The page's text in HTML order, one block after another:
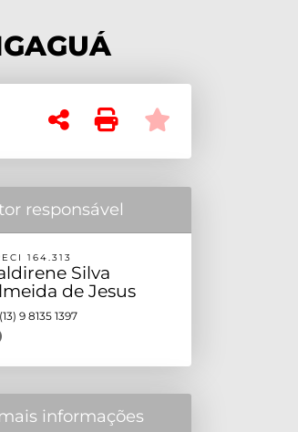
responsável
164.313
Silva
de Jesus
(13) 9 8135 1397
informações